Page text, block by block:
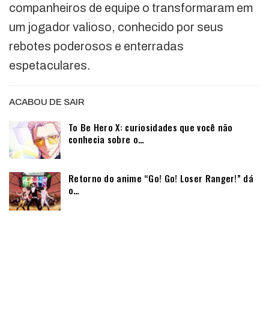
companheiros de equipe o transformaram em
um jogador valioso, conhecido por seus
rebotes poderosos e enterradas
espetaculares.
ACABOU DE SAIR
To Be Hero X: curiosidades que você não
conhecia sobre o…
Retorno do anime “Go! Go! Loser Ranger!” dá
o…